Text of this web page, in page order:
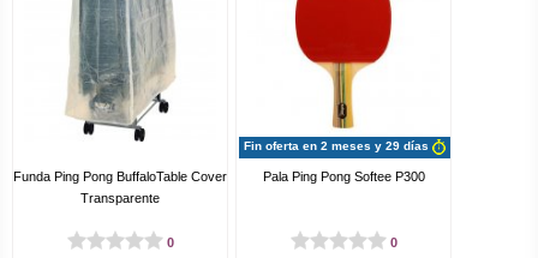
Funda Ping Pong BuffaloTable Cover
Transparente
0
Fin oferta en 2 meses y 29 días
Pala Ping Pong Softee P300
0